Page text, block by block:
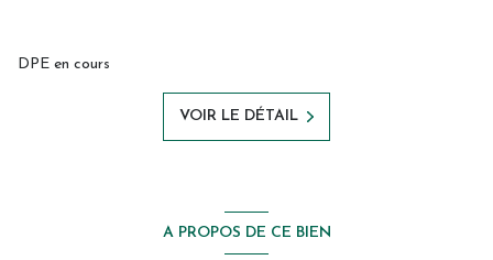
DPE en cours
VOIR LE DÉTAIL
A PROPOS DE CE BIEN